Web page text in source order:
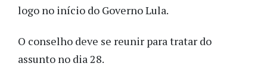
logo no início do Governo Lula.
O conselho deve se reunir para tratar do
assunto no dia 28.